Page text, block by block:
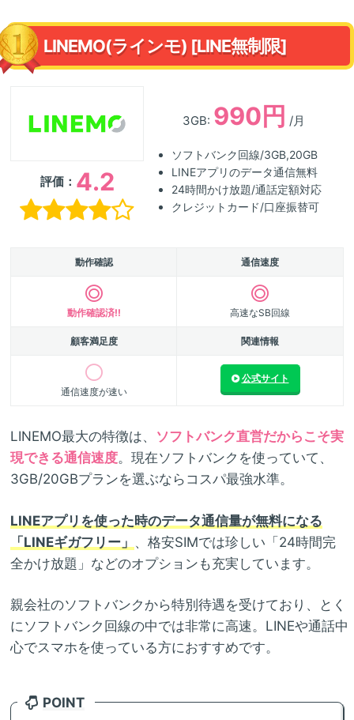
LINEMO(ラインモ) [LINE無制限]
評価： 4.2
3GB: 990円 /月
ソフトバンク回線/3GB,20GB
LINEアプリのデータ通信無料
24時間かけ放題/通話定額対応
クレジットカード/口座振替可
動作確認 通信速度
動作確認済!! 高速なSB回線
顧客満足度 関連情報
通信速度が速い
公式サイト
LINEMO最大の特徴は、 ソフトバンク直営だからこそ実
現できる通信速度。現在ソフトバンクを使っていて、
3GB/20GBプランを選ぶならコスパ最強水準。
LINEアプリを使った時のデータ通信量が無料になる
「LINEギガフリー」 、格安SIMでは珍しい「24時間完
全かけ放題」などのオプションも充実しています。
親会社のソフトバンクから特別待遇を受けており、とく
にソフトバンク回線の中では非常に高速。LINEや通話中
心でスマホを使っている方におすすめです。
POINT